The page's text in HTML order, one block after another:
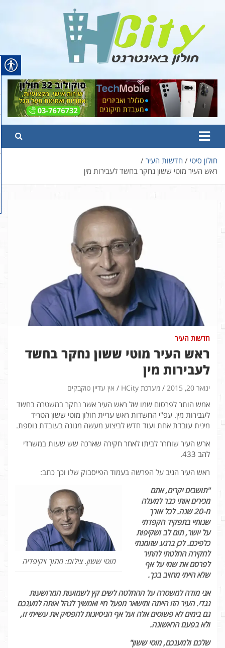
content
Hcity – חולון באינטרנט
פורטל החדשות והמידע של חולון
חולון סיטי
חדשות העיר
ראש העיר מוטי ששון נחקר בחשד לעבירות מין
חדשות העיר
ראש העיר מוטי ששון נחקר בחשד
לעבירות מין
ינואר 20, 2015 מערכת HCity אין עדיין טוקבקים
אמש הותר לפרסום שמו של ראש העיר אשר נחקר במשטרה בחשד
לעבירות מין. עפ"י החשדות ראש עריית חולון מוטי ששון הטריד
מינית עובדת אחת ועוד חדש לביצוע מעשה מגונה בעובדת נוספת.
ארש העיר שוחרר לביתו לאחר חקירה שארכה שש שעות במשרדי
להב 433.
ראש העיר הגיב על הפרשה בעמוד הפייסבוק שלו וכך כתב:
מוטי ששון. צילום: מתוך ויקיפדיה
"תושבים יקרים, אתם
מכירים אותי כבר למעלה
מ-20 שנה. לכל אורך
שנותיי בתפקיד הקפדתי
על יושר, תום לב ושקיפות
כלפיכם. לכן ברגע שזומנתי
לחקירה החלטתי להתיר
לפרסם את שמי על אף
שלא הייתי מחויב בכך.
אני מודה למשטרה על ההחלטה לשים קץ לשמועות המרושעות
נגדי. העיר הזו הייתה ותישאר מפעל חיי ואמשיך לנהל אותה למענכם
גם בימים לא פשוטים אלה ועל אף הניסיונות להפסיק את עשייתי זו,
ולא בפעם הראשונה.
שלכם ולמענכם, מוטי ששון"